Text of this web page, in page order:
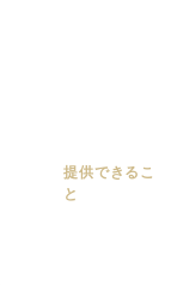
提供できるこ
と